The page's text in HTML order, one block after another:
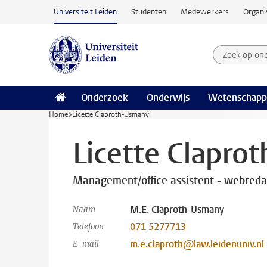
Ga naar hoofdinhoud
Universiteit Leiden Studenten Medewerkers
Zoek op
Zoekterm
Onderzoek Onderwijs
Home Licette Claproth-Usmany
Licette
Management/office assistent -
Naam M.E. Claproth-Usmany
Telefoon 071 5277713
E-mail m.e.claproth@law.leidenuniv.nl